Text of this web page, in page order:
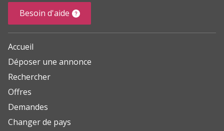
Besoin d'aide
Accueil
Déposer une annonce
Rechercher
Offres
Demandes
Changer de pays